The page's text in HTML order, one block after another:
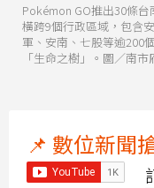
Pokémon GO推出30條
橫跨9個行政區域，包含
軍、安南、七股等逾200
「生命之樹」。圖／南市
📌 數位新聞